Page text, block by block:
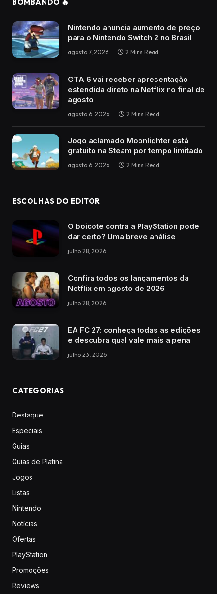
BOMBANDO 🔥
Nintendo anuncia aumento de preço
para o Nintendo Switch 2 no Brasil
agosto 7, 2026 2 Mins Read
GTA 6 vai receber apresentação
estendida direto na Netflix no final de
agosto
agosto 6, 2026 2 Mins Read
Jogo aclamado Moonlighter está
gratuito na Steam por tempo limitado
agosto 6, 2026 2 Mins Read
ESCOLHAS DO EDITOR
O boicote contra a PlayStation pode
dar certo? Uma breve análise
julho 28, 2026
Confira todos os lançamentos da
Netflix em agosto de 2026
julho 28, 2026
EA FC 27: conheça todas as edições
e descubra qual vale mais a pena
julho 23, 2026
CATEGORIAS
Destaque
Especiais
Guias
Guias de Platina
Jogos
Listas
Nintendo
Notícias
Ofertas
PlayStation
Promoções
Reviews